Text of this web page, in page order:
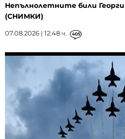
Непълнолетните били
(СНИМКИ)
07.08.2026 | 12:48 ч. 405